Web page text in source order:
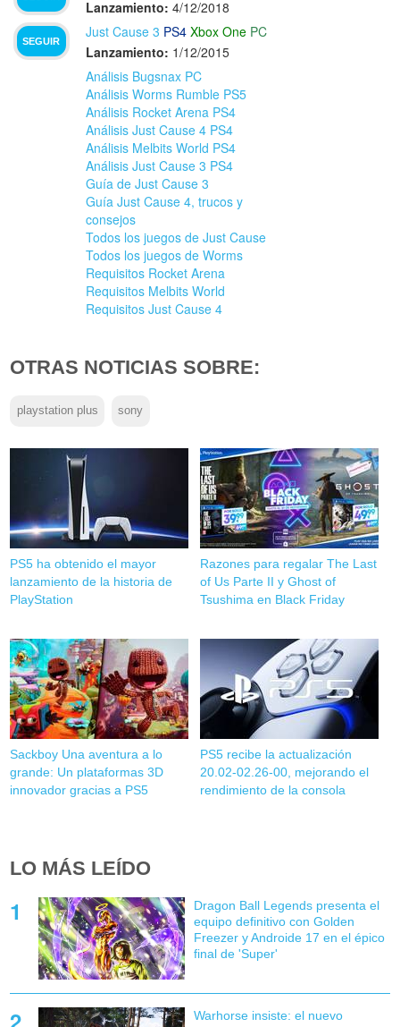
Lanzamiento: 4/12/2018
SEGUIR
Just Cause 3 PS4 Xbox One PC
Lanzamiento: 1/12/2015
Análisis Bugsnax PC
Análisis Worms Rumble PS5
Análisis Rocket Arena PS4
Análisis Just Cause 4 PS4
Análisis Melbits World PS4
Análisis Just Cause 3 PS4
Guía de Just Cause 3
Guía Just Cause 4, trucos y
consejos
Todos los juegos de Just Cause
Todos los juegos de Worms
Requisitos Rocket Arena
Requisitos Melbits World
Requisitos Just Cause 4
OTRAS NOTICIAS SOBRE:
playstation plus sony
PS5 ha obtenido el mayor
lanzamiento de la historia de
PlayStation
Razones para regalar The Last
of Us Parte II y Ghost of
Tsushima en Black Friday
Sackboy Una aventura a lo
grande: Un plataformas 3D
innovador gracias a PS5
PS5 recibe la actualización
20.02-02.26-00, mejorando el
rendimiento de la consola
LO MÁS LEÍDO
Dragon Ball Legends presenta el
equipo definitivo con Golden
Freezer y Androide 17 en el épico
final de 'Super'
Warhorse insiste: el nuevo